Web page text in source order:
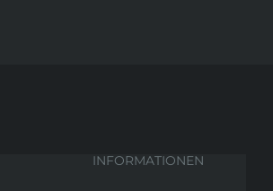
INFORMATIONEN